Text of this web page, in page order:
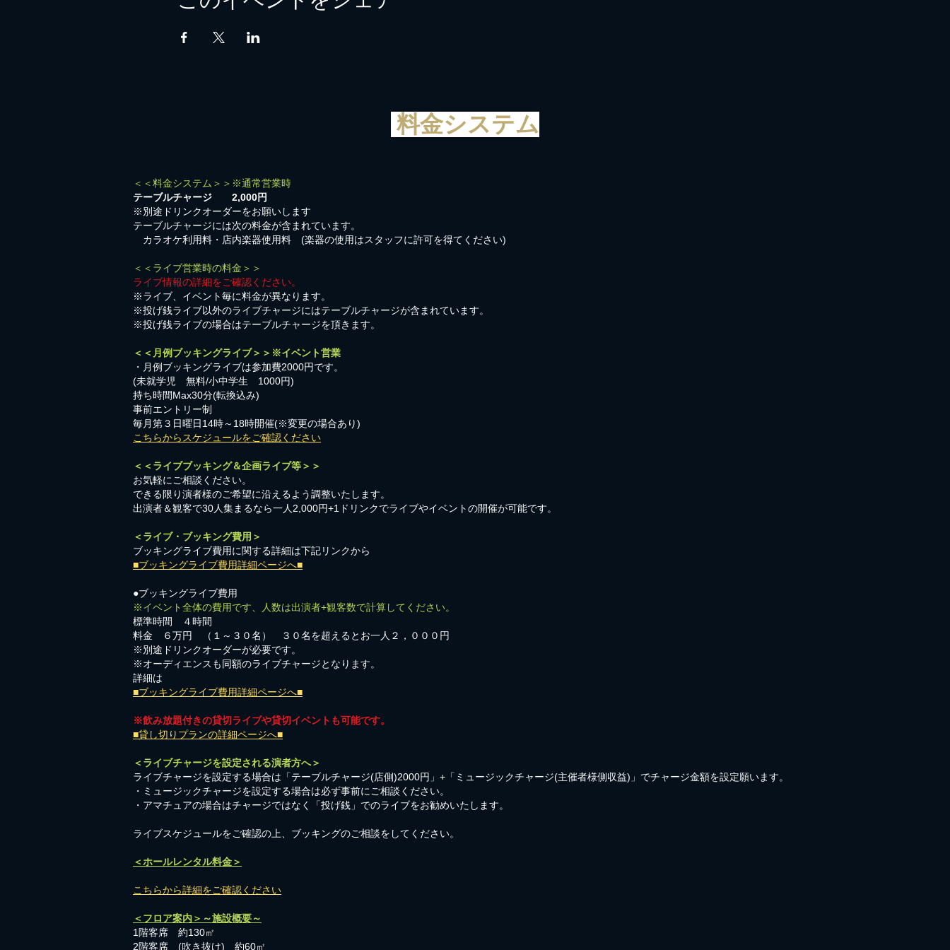
料金システム
＜＜料金システム＞＞※通常営業時
テーブルチャージ 2,000円
※別途ドリンクオーダーをお願いします
テーブルチャージには次の料金が含まれています。
カラオケ利用料・店内楽器使用料 (楽器の使用はスタッフに許可を得てください)
＜＜ライブ営業時の料金＞＞
ライブ情報の詳細をご確認ください。
※ライブ、イベント毎に料金が異なります。
※投げ銭ライブ以外のライブチャージにはテーブルチャージが含まれています。
※投げ銭ライブの場合はテーブルチャージを頂きます。
＜＜月例ブッキングライブ＞＞※イベント営業
・月例ブッキングライブは参加費2000円です。
​(未就学児 無料/小中学生 1000円)
持ち時間Max30分(転換込み)
事前エントリー制
毎月第３日曜日14時～18時開催(※変更の場合あり)
こちらからスケジュールをご確認ください
＜＜ライブブッキング＆企画ライブ等＞＞
お気軽にご相談ください。​
​できる限り演者様のご希望に沿えるよう調整いたします。
出演者＆観客で30人集まるなら一人2,000円+1ドリンクでライブやイベントの開催が可能です。
＜ライブ・ブッキング費用＞
ブッキングライブ費用に関する詳細は下記リンクから
■ブッキングライブ費用詳細ページへ■
●ブッキングライブ費用
※イベント全体の費用です、人数は出演者+観客数で計算してください。
標準時間 ４時間
料金 ６万円 （１～３０名） ３０名を超えるとお一人２，０００円
※別途ドリンクオーダーが必要です。
※オーディエンスも同額のライブチャージとなります。
詳細は
■ブッキングライブ費用詳細ページへ■
※飲み放題付きの貸切ライブや貸切イベントも可能です。
■貸し切りプランの詳細ページへ■
＜ライブチャージを設定される演者方へ＞
ライブチャージを設定する場合は「テーブルチャージ(店側)2000円」+「ミュージックチャージ(主催者様側収益)」でチャージ金額を設定願います。
・ミュージックチャージを設定する場合は必ず事前にご相談ください。
​・アマチュアの場合はチャージではなく「投げ銭」でのライブをお勧めいたします。
​ライブスケジュールをご確認の上、ブッキングのご相談をしてください。
＜ホールレンタル料金＞
こちらから詳細をご確認ください
＜フロア案内＞～施設概要～
1階客席 約130㎡
2階客席 (吹き抜け) 約60㎡